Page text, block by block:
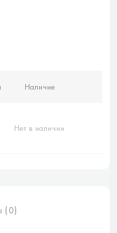
Наличие
Нет в наличии
(0)